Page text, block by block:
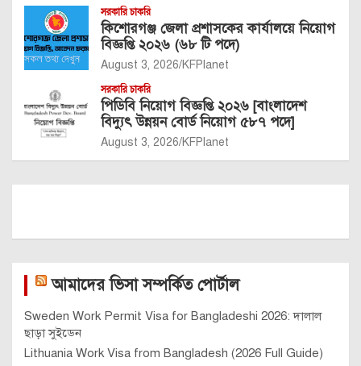
সরকারি চাকরি
কিশোরগঞ্জ জেলা প্রশাসকের কার্যালয়ে নিয়োগ
বিজ্ঞপ্তি ২০২৬ (৬৮ টি পদে)
August 3, 2026 KFPlanet
সরকারি চাকরি
পিডিবি নিয়োগ বিজ্ঞপ্তি ২০২৬ [বাংলাদেশ
বিদ্যুৎ উন্নয়ন বোর্ড নিয়োগ ৫৮৭ পদে]
August 3, 2026 KFPlanet
আমাদের ভিসা সম্পর্কিত পোর্টাল
Sweden Work Permit Visa for Bangladeshi 2026: দালাল
ছাড়া সুইডেন
Lithuania Work Visa from Bangladesh (2026 Full Guide)